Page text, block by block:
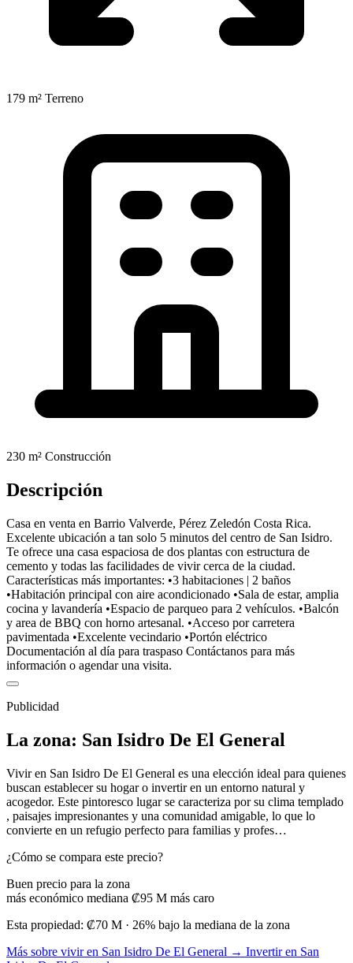
179 m² Terreno
230 m² Construcción
Descripción
Casa en venta en Barrio Valverde, Pérez Zeledón Costa Rica.
Excelente ubicación a tan solo 5 minutos del centro de San Isidro.
Te ofrece una casa espaciosa de dos plantas con estructura de
cemento y todas las facilidades de vivir cerca de la ciudad.
Características más importantes: •3 habitaciones | 2 baños
•Habitación principal con aire acondicionado •Sala de estar, amplia
cocina y lavandería •Espacio de parqueo para 2 vehículos. •Balcón
y area de BBQ con horno artesanal. •Acceso por carretera
pavimentada •Excelente vecindario •Portón eléctrico
Documentación al día para traspaso Contáctanos para más
información o agendar una visita.
Publicidad
La zona: San Isidro De El General
Vivir en San Isidro De El General es una elección ideal para quienes
buscan establecer su hogar o invertir en un entorno natural y
acogedor. Este pintoresco lugar se caracteriza por su clima templado
, paisajes impresionantes y una comunidad amigable, lo que lo
convierte en un refugio perfecto para familias y profes…
¿Cómo se compara este precio?
Buen precio para la zona
más económico mediana ₡95 M más caro
Esta propiedad: ₡70 M · 26% bajo la mediana de la zona
Más sobre vivir en San Isidro De El General → Invertir en San